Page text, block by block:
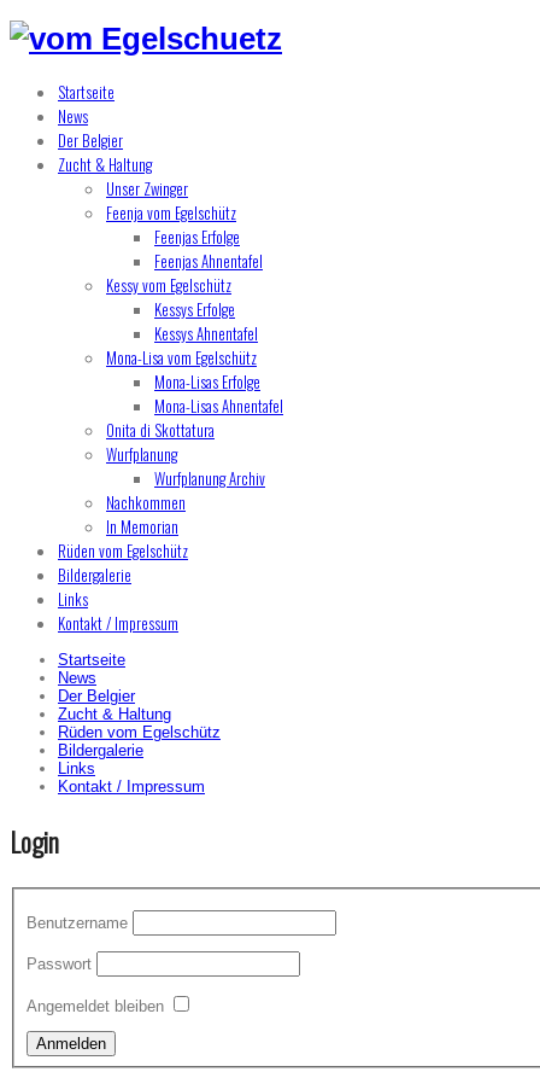
Startseite
News
Der Belgier
Zucht & Haltung
Unser Zwinger
Feenja vom Egelschütz
Feenjas Erfolge
Feenjas Ahnentafel
Kessy vom Egelschütz
Kessys Erfolge
Kessys Ahnentafel
Mona-Lisa vom Egelschütz
Mona-Lisas Erfolge
Mona-Lisas Ahnentafel
Onita di Skottatura
Wurfplanung
Wurfplanung Archiv
Nachkommen
In Memorian
Rüden vom Egelschütz
Bildergalerie
Links
Kontakt / Impressum
Startseite
News
Der Belgier
Zucht & Haltung
Rüden vom Egelschütz
Bildergalerie
Links
Kontakt / Impressum
Login
Benutzername
Passwort
Angemeldet bleiben